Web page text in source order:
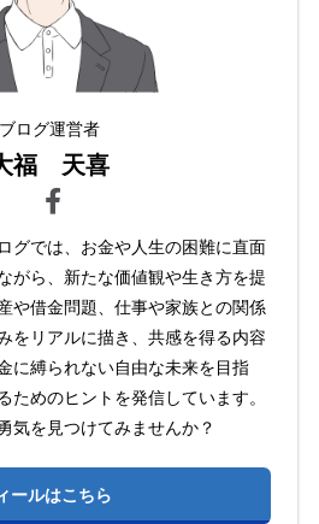
ブログ運営者
福 天喜
グでは、お金や人生の困難に直面
がら、新たな価値観や生き方を提
や借金問題、仕事や家族との関係
をリアルに描き、共感を得る内容
に縛られない自由な未来を目指
ためのヒントを発信しています。
気を見つけてみませんか？
ールはこちら